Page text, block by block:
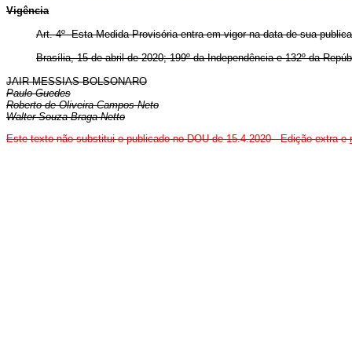
Vigência
Art. 4º Esta Medida Provisória entra em vigor na data de sua
Brasília, 15 de abril de 2020; 199º da Independência e 132º da
JAIR MESSIAS BOLSONARO
Paulo Guedes
Roberto de Oliveira Campos Neto
Walter Souza Braga Netto
Este texto não substitui o publicado no DOU de 15.4.2020 - Edição extra e